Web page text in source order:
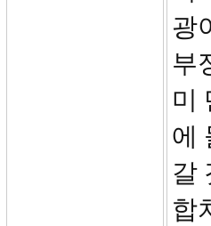
광
부
미
에
갈
합